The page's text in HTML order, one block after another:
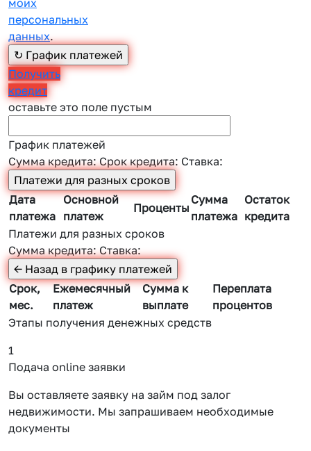
моих
персональных
данных.
Получить
кредит
оставьте это поле пустым
График платежей
Сумма кредита:Срок кредита: Ставка:
Дата
платежа
Основной
платеж
Проценты
Сумма
платежа
Остаток
кредита
Платежи для разных сроков
Сумма кредита:Ставка:
Срок,
мес.
Ежемесячный
платеж
Сумма к
выплате
Переплата
процентов
Этапы получения денежных средств
1
Подача online заявки
Вы оставляете заявку на займ под залог
недвижимости. Мы запрашиваем необходимые
документы